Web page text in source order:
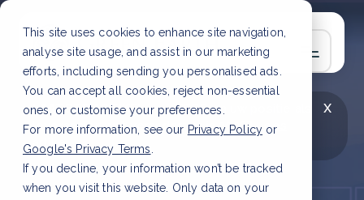
This site uses cookies to enhance site navigation,
analyse site usage, and assist in our marketing
efforts, including sending you personalised ads.
You can accept all cookies, reject non-essential
ones, or customise your preferences.
For more information, see our Privacy Policy or
Google's Privacy Terms
If you decline, your information won’t be tracked
when you visit this website. Only data on your
x
LAATSTE ARTIKEL
CSRD en uw positie als
leverancier: wat verandert er in 2026?Lees
artikel